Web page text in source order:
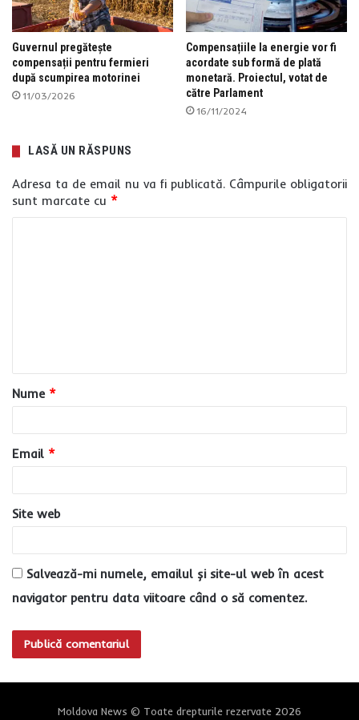
Guvernul pregătește
compensații pentru fermieri
după scumpirea motorinei
11/03/2026
Compensațiile la energie vor fi
acordate sub formă de plată
monetară. Proiectul, votat de
către Parlament
16/11/2024
LASĂ UN RĂSPUNS
Adresa ta de email nu va fi publicată. Câmpurile obligatorii
sunt marcate cu *
a
r
u
*
Nume *
Email *
Site web
Salvează-mi numele, emailul și site-ul web în acest
navigator pentru data viitoare când o să comentez.
Moldova News © Toate drepturile rezervate 2026